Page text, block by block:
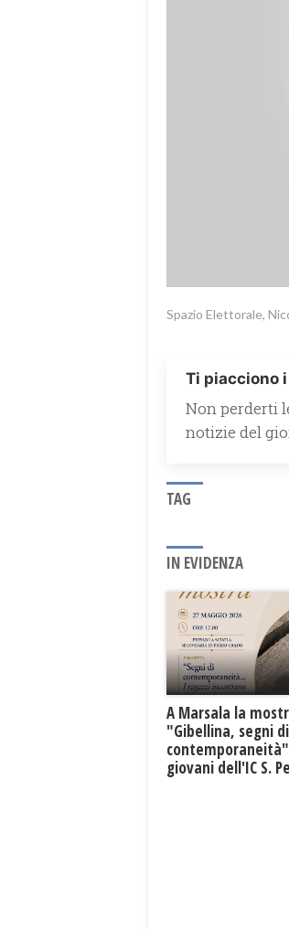
Spazio Elettorale,
Ti piacciono
Non perderti
notizie del
TAG
IN EVIDENZA
A Marsala la
"Gibellina, segni di
giovani dell'IC S.